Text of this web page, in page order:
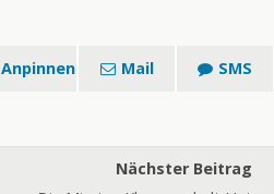
Anpinnen Mail SMS
Nächster Beitrag